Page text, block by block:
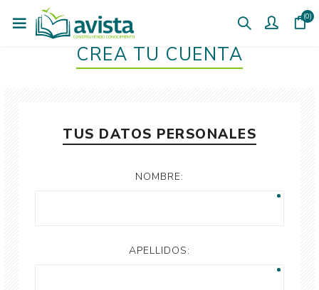
(0)
CREÁ TU CUENTA
TUS DATOS PERSONALES
NOMBRE:
APELLIDOS: